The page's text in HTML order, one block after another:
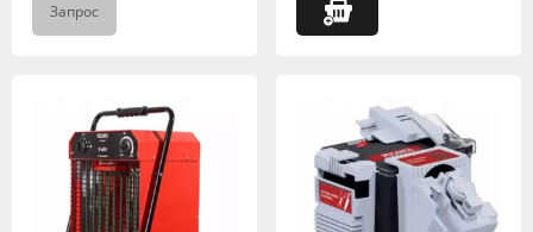
Запрос